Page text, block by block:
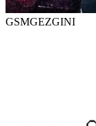
GSMGEZGINI